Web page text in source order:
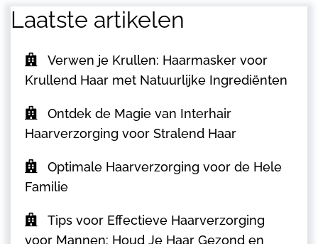
Laatste artikelen
Verwen je Krullen: Haarmasker voor
Krullend Haar met Natuurlijke Ingrediënten
Ontdek de Magie van Interhair
Haarverzorging voor Stralend Haar
Optimale Haarverzorging voor de Hele
Familie
Tips voor Effectieve Haarverzorging
voor Mannen: Houd Je Haar Gezond en